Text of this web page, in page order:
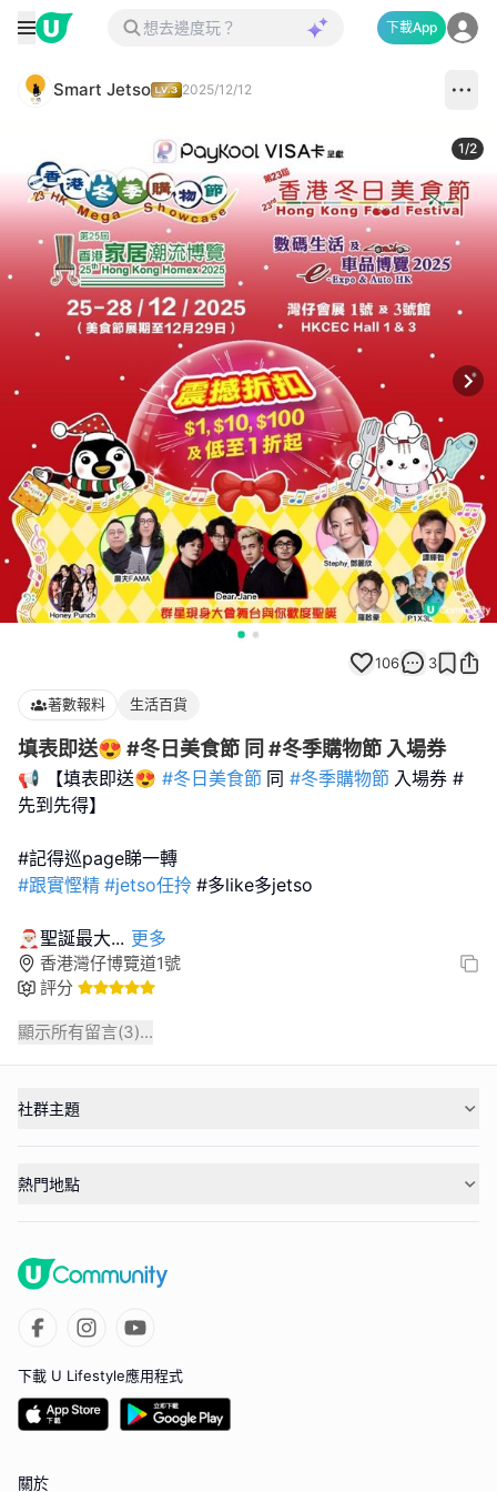
下載App
Smart Jetso 2025/12/12
1/2
106 3
著數報料 生活百貨
填表即送😍 #冬日美食節 同 #冬季購物節 入場券
📢 【填表即送😍 #冬日美食節 同 #冬季購物節 入場券 #
先到先得】
#跟實慳精 #jetso任拎 #多like多jetso
🎅🏼聖誕最大... 更多
香港灣仔博覽道1號
評分
顯示所有留言(3)...
社群主題
熱門地點
下載 U Lifestyle應用程式
關於